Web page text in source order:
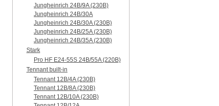
Jungheinrich 24B/9A (230B)
Jungheinrich 24B/30A
Jungheinrich 24B/30A (230B)
Jungheinrich 24B/25A (230B)
Jungheinrich 24B/35A (230B)
Stark
Pro HF E24-55S 24B/55A (220B)
Tennant built-in
Tennant 12B/4A (230B)
Tennant 12B/8A (230B)
Tennant 12B/10A (230B)